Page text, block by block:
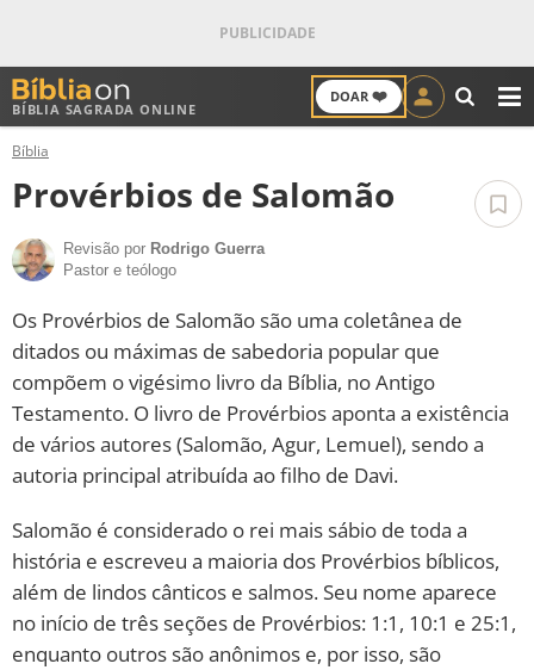
BÍBLIA SAGRADA ONLINE
DOAR ❤️
ANTIGO TESTAMENTO
VERSÍCULOS
VERSÍCULO DO DIA
PALAVRA DO DIA
SALMO DO DIA
DEVOCIONAL DIÁRIO
10 MANDAMENTOS
Bíblia
Provérbios de Salomão
Revisão por Rodrigo Guerra
Pastor e teólogo
Os Provérbios de Salomão são uma coletânea de
ditados ou máximas de sabedoria popular que
compõem o vigésimo livro da Bíblia, no Antigo
Testamento. O livro de Provérbios aponta a existência
de vários autores (Salomão, Agur, Lemuel), sendo a
autoria principal atribuída ao filho de Davi.
Salomão é considerado o rei mais sábio de toda a
história e escreveu a maioria dos Provérbios bíblicos,
além de lindos cânticos e salmos. Seu nome aparece
no início de três seções de Provérbios: 1:1, 10:1 e 25:1,
enquanto outros são anônimos e, por isso, são